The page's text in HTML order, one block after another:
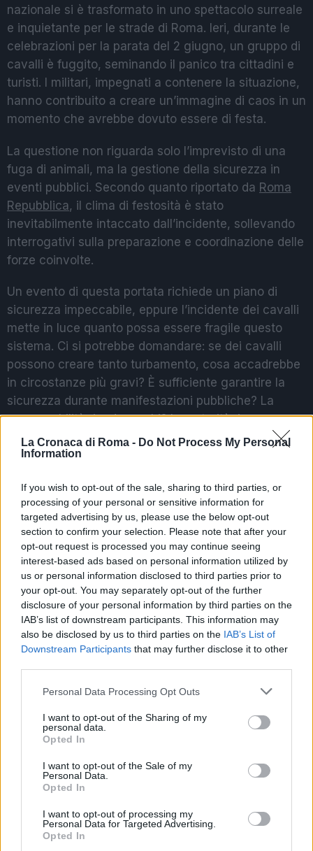
La Cronaca di Roma - Do Not Process My Personal
Information
If you wish to opt-out of the sale, sharing to third parties, or
processing of your personal or sensitive information for
targeted advertising by us, please use the below opt-out
section to confirm your selection. Please note that after your
opt-out request is processed you may continue seeing
interest-based ads based on personal information utilized by
us or personal information disclosed to third parties prior to
your opt-out. You may separately opt-out of the further
disclosure of your personal information by third parties on the
IAB’s list of downstream participants. This information may
also be disclosed by us to third parties on the IAB’s List of
Downstream Participants that may further disclose it to other
Please note that this website/app uses one or more Google
not limited to your visit or usage behaviour. You may click to
grant or deny consent to Google and its third-party tags to
use your data for below specified purposes in below Google
consent section.
Personal Data Processing Opt Outs
I want to opt-out of the Sharing of my
personal data.
Opted In
I want to opt-out of the Sale of my
Personal Data.
Opted In
I want to opt-out of processing my
Personal Data for Targeted Advertising.
Opted In
nazionale si è trasformato in uno spettacolo surreale
e inquietante per le strade di Roma. Ieri, durante le
celebrazioni per la parata del 2 giugno, un gruppo di
cavalli è fuggito, seminando il panico tra cittadini e
turisti. I militari, impegnati a contenere la situazione,
hanno contribuito a creare un’immagine di caos in un
momento che avrebbe dovuto essere di festa.
La questione non riguarda solo l’imprevisto di una
fuga di animali, ma la gestione della sicurezza in
eventi pubblici. Secondo quanto riportato da Roma
Repubblica, il clima di festosità è stato
inevitabilmente intaccato dall’incidente, sollevando
interrogativi sulla preparazione e coordinazione delle
forze coinvolte.
Un evento di questa portata richiede un piano di
sicurezza impeccabile, eppure l’incidente dei cavalli
mette in luce quanto possa essere fragile questo
sistema. Ci si potrebbe domandare: se dei cavalli
possono creare tanto turbamento, cosa accadrebbe
in circostanze più gravi? È sufficiente garantire la
sicurezza durante manifestazioni pubbliche? La
responsabilità ricade su chi? Le autorità, i
coordinatori degli eventi o le forze dell’ordine?
Queste domande meritano una riflessione
POTREBBE INTERESSARTI
Roma sotto attacco: la
‘ndrangheta e il suo primo
‘locale’
4 mesi fa
Dolori alla spalla e rimedi, le
protesi diventano sempre più
custom made
2 anni fa
Ora più che mai, è fondamentale che le istituzioni
lavorino per evitare che episodi simili si ripetano,
trasformando occasioni di celebrazione in momenti
non è solo opportuna, è necessaria. Dobbiamo
chiederci se gli allarmi che ci circondano siano
ascoltati o se rimarranno solo eco di un’inefficienza
ben nota.